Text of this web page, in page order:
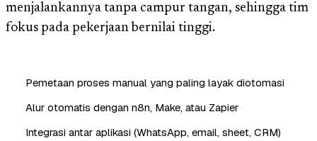
menjalankannya tanpa campur tangan, sehingga tim
fokus pada pekerjaan bernilai tinggi.
Pemetaan proses manual yang paling layak diotomasi
Alur otomatis dengan n8n, Make, atau Zapier
Integrasi antar aplikasi (WhatsApp, email, sheet, CRM)